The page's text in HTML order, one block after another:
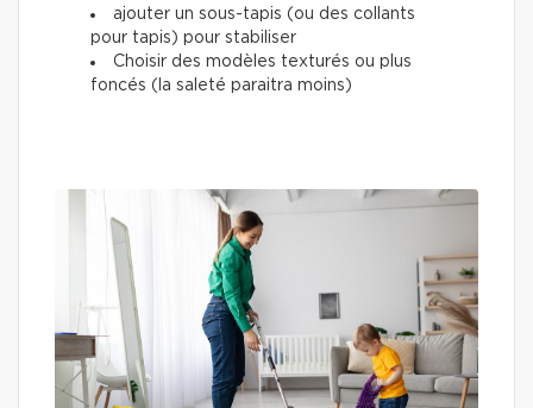
ajouter un sous-tapis (ou des collants
pour tapis) pour stabiliser
Choisir des modèles texturés ou plus
foncés (la saleté paraitra moins)